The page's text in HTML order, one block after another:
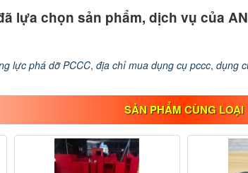
lựa chọn sản phẩm, dịch vụ của
lực phá dỡ PCCC,địa chỉ mua dụng cụ pccc,dụng
SẢN PHẨM CÙNG LOẠI